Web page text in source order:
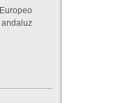
andaluz